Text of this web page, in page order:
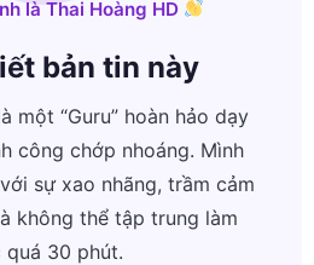
là Thai Hoàng HD
bản tin này
một “Guru” hoàn hảo dạy
công chớp nhoáng. Mình
sự xao nhãng, trầm cảm
không thể tập trung làm
quá 30 phút.